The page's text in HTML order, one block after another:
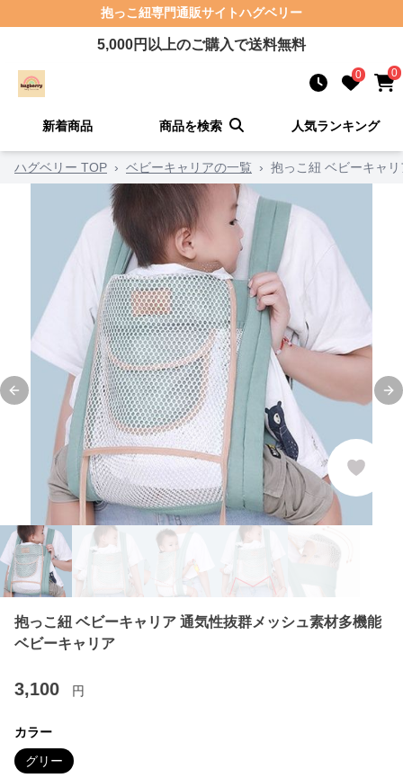
抱っこ紐専門通販サイトハグベリー
5,000円以上のご購入で送料無料
0 0
新着商品 商品を検索 人気ランキング
ハグベリー TOP › ベビーキャリアの一覧 › 抱っこ紐 ベビーキャ
Previous slide
抱っこ紐 ベビーキャリア 通気性抜群メッシュ素材多機能
ベビーキャリア
3,100 円
カラー
グリー